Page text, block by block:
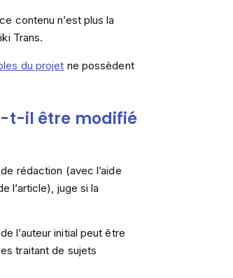
contenu n’est plus la
Trans.
du projet ne possèdent
t-il être modifié
rédaction (avec l’aide
l’article), juge si la
l’auteur initial peut être
traitant de sujets